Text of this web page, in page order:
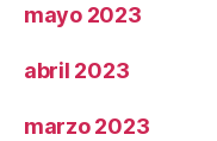
mayo 2023
abril 2023
marzo 2023